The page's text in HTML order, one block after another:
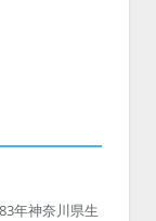
年神奈川県生